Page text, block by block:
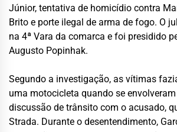
Júnior, tentativa de homicídio contra
Brito e porte ilegal de arma de fogo. O
na 4ª Vara da comarca e foi presidido
Augusto Popinhak.
Segundo a investigação, as vítimas
uma motocicleta quando se
discussão de trânsito com o acusado,
Strada. Durante o desentendimento,